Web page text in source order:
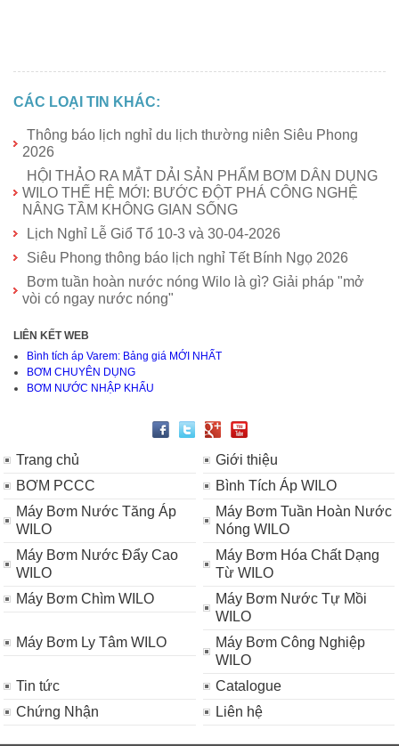
CÁC LOẠI TIN KHÁC:
Thông báo lịch nghỉ du lịch thường niên Siêu Phong
2026
HỘI THẢO RA MẮT DẢI SẢN PHẨM BƠM DÂN DỤNG
WILO THẾ HỆ MỚI: BƯỚC ĐỘT PHÁ CÔNG NGHỆ
NÂNG TẦM KHÔNG GIAN SỐNG
Lịch Nghỉ Lễ Giổ Tổ 10-3 và 30-04-2026
Siêu Phong thông báo lịch nghỉ Tết Bính Ngọ 2026
Bơm tuần hoàn nước nóng Wilo là gì? Giải pháp "mở
vòi có ngay nước nóng"
LIÊN KẾT WEB
Bình tích áp Varem: Bảng giá MỚI NHẤT
BƠM CHUYÊN DỤNG
BƠM NƯỚC NHẬP KHẨU
Trang chủ
Giới thiệu
BƠM PCCC
Bình Tích Áp WILO
Máy Bơm Nước Tăng Áp
WILO
Máy Bơm Tuần Hoàn Nước
Nóng WILO
Máy Bơm Nước Đẩy Cao
WILO
Máy Bơm Hóa Chất Dạng
Từ WILO
Máy Bơm Chìm WILO
Máy Bơm Nước Tự Mồi
WILO
Máy Bơm Ly Tâm WILO
Máy Bơm Công Nghiệp
WILO
Tin tức
Catalogue
Chứng Nhận
Liên hệ